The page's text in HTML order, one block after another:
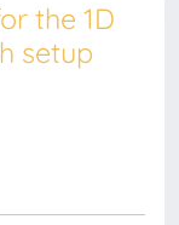
the 1D
setup